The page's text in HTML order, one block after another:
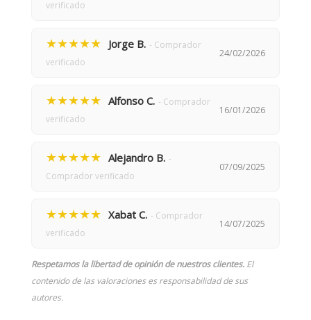
verificado
★★★★★ Jorge B. - Comprador
verificado
24/02/2026
★★★★★ Alfonso C. - Comprador
verificado
16/01/2026
★★★★★ Alejandro B. -
Comprador verificado
07/09/2025
★★★★★ Xabat C. - Comprador
verificado
14/07/2025
Respetamos la libertad de opinión de nuestros clientes. El
contenido de las valoraciones es responsabilidad de sus
autores.